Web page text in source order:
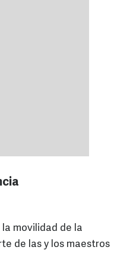
movilidad de la
de las y los maestros